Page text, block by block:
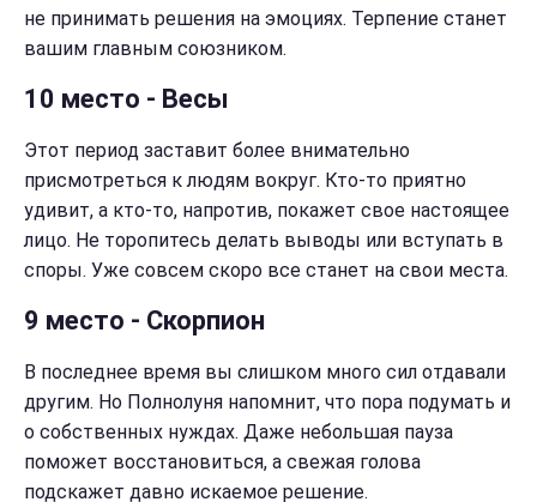
не принимать решения на эмоциях. Терпение станет
вашим главным союзником.
10 место - Весы
Этот период заставит более внимательно
присмотреться к людям вокруг. Кто-то приятно
удивит, а кто-то, напротив, покажет свое настоящее
лицо. Не торопитесь делать выводы или вступать в
споры. Уже совсем скоро все станет на свои места.
9 место - Скорпион
В последнее время вы слишком много сил отдавали
другим. Но Полнолуня напомнит, что пора подумать и
о собственных нуждах. Даже небольшая пауза
поможет восстановиться, а свежая голова
подскажет давно искаемое решение.